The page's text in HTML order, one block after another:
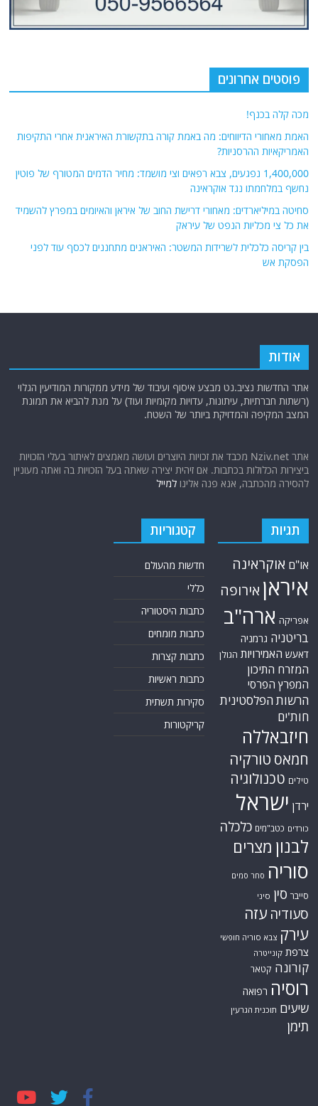
פוסטים אחרונים
מכה קלה בכנף!
האמת מאחורי הדיווחים: מה באמת קורה בתקשורת האיראנית אחרי התקיפות
האמריקאיות ההרסניות?
1,400,000 נפגעים, צבא רפאים וצי מושמד: מחיר הדמים המטורף של פוטין
נחשף במלחמתו נגד אוקראינה
סחיטה במיליארדים: מאחורי דרישת החוב של איראן והאיומים במפרץ להשמיד
את כל צי מכליות הנפט של עיראק
בין קריסה כלכלית לשרידות המשטר: האיראנים מתחננים לכסף עוד לפני
הפסקת אש
אודות
אתר החדשות נציב.נט מבצע איסוף ועיבוד של מידע ממקורות המודיעין הגלוי
(רשתות חברתיות, עיתונות, עדויות מקומיות ועוד) על מנת להביא את תמונת
המצב המקיפה והמדויקת ביותר של השטח.
אתר Nziv.net מכבד את זכויות היוצרים ועושה מאמצים לאיתור בעלי הזכויות
ביצירות הכלולות בכתבות. אם זיהית יצירה שאתה בעל הזכויות בה ואתה מעוניין
להסירה מהכתבה, אנא פנה אלינולמייל
תגיות
או"ם אוקראינה
איראן אירופה
אפריקה ארה"ב
בריטניה גרמניה
דאעש האמירויות הגולן
המזרח התיכון
המפרץ הפרסי
הרשות הפלסטינית
חות'ים
חיזבאללה
חמאס טורקיה
טילים טכנולוגיה
ירדן ישראל
כורדים כטב"מים כלכלה
לבנון מצרים
סוריה סחר סמים
סייבר סין סיני
סעודיה עזה
עירק צבא סוריה חופשי
צרפת קונייטרה
קורונה קטאר
רוסיה רפואה
שיעים תוכנית הגרעין
תימן
קטגוריות
חדשות מהעולם
כללי
כתבות היסטוריה
כתבות מומחים
כתבות קצרות
כתבות ראשיות
סקירות תשתית
קריקטורות